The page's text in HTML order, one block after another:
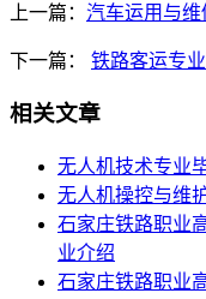
上一篇： 汽车运用与维
下一篇： 铁路客运专
相关文章
无人机技术专业
无人机操控与维
石家庄铁路职业
业介绍
石家庄铁路职业